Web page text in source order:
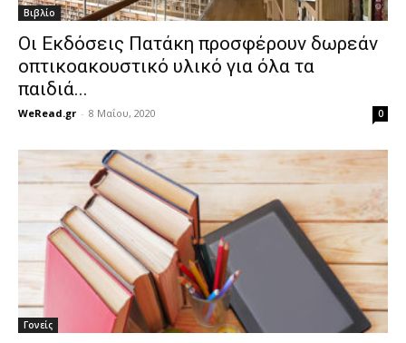
Βιβλίο
Οι Εκδόσεις Πατάκη προσφέρουν δωρεάν
οπτικοακουστικό υλικό για όλα τα
παιδιά...
WeRead.gr - 8 Μαΐου, 2020 0
Γονείς